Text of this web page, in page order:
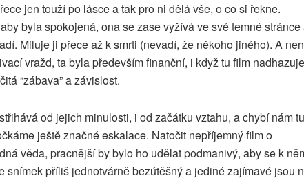
jen touží po lásce a tak pro ni dělá vše, o co si řekne.
byla spokojená, ona se zase vyžívá ve své temné stránce
Miluje ji přece až k smrti (nevadí, že někoho jiného). A
vražd, ta byla především finanční, i když tu film nadhazuje
“zábava” a závislost.
od jejich minulosti, i od začátku vztahu, a chybí nám tu
ještě značné eskalace. Natočit nepříjemný film o
věda, pracnější by bylo ho udělat podmanivý, aby se k
snímek příliš jednotvárně bezútěšný a jediné zajímavé jsou